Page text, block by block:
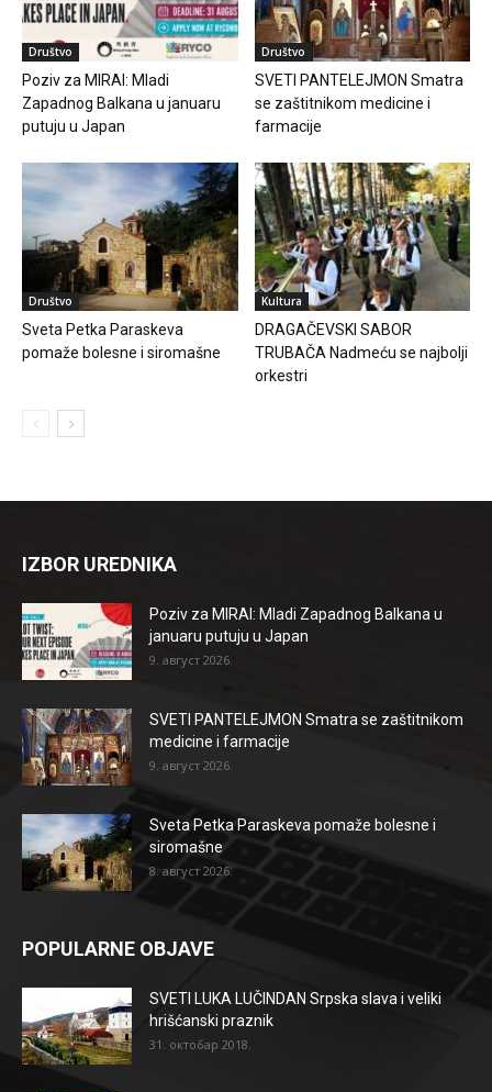
Društvo
Poziv za MIRAI: Mladi
Zapadnog Balkana u januaru
putuju u Japan
Društvo
SVETI PANTELEJMON Smatra
se zaštitnikom medicine i
farmacije
Društvo
Sveta Petka Paraskeva
pomaže bolesne i siromašne
Kultura
DRAGAČEVSKI SABOR
TRUBAČA Nadmeću se najbolji
orkestri
IZBOR UREDNIKA
Poziv za MIRAI: Mladi Zapadnog Balkana u
januaru putuju u Japan
9. август 2026.
SVETI PANTELEJMON Smatra se zaštitnikom
medicine i farmacije
9. август 2026.
Sveta Petka Paraskeva pomaže bolesne i
siromašne
8. август 2026.
POPULARNE OBJAVE
SVETI LUKA LUČINDAN Srpska slava i veliki
hrišćanski praznik
31. октобар 2018.